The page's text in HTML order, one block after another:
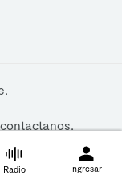
.
contactanos.
Radio Ingresar